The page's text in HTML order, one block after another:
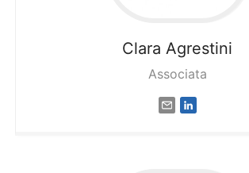
Clara Agrestini
Associata